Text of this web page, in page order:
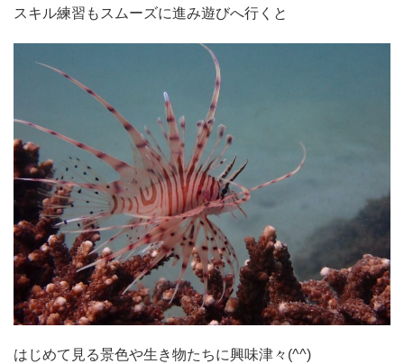
スキル練習もスムーズに進み遊びへ行くと
はじめて見る景色や生き物たちに興味津々(^^)